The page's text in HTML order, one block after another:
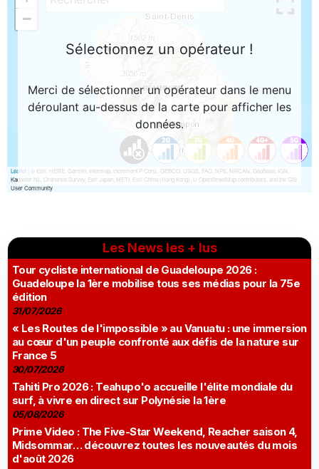
Les News les + lus
Tour cycliste international de Guadeloupe 2026 :
Guadeloupe la 1ère mobilise tous ses médias pour la 75e
édition
31/07/2026
« Les Routes de l'impossible » au Vanuatu : une immersion
au cœur d'un peuple confronté aux défis de la nature sur
France 5
30/07/2026
Tahiti Pro 2026 : Teahupo'o accueille l'élite mondiale du
surf, à vivre en direct sur Polynésie la 1ère
05/08/2026
Prime Video : The Five-Star Weekend, Reacher saison 4,
Midsommar… découvrez toutes les nouveautés du mois
d'août 2026